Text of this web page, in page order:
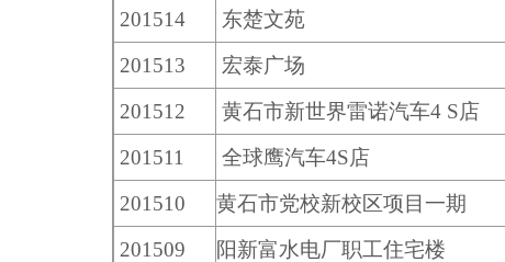
201514 东楚文苑
201513
宏泰广场
201512
黄石市新世界雷诺汽车4 S店
201511
全球鹰汽车4S店
201510
黄石市党校新校区项目一期
201509
阳新富水电厂职工住宅楼